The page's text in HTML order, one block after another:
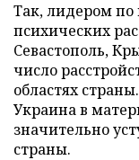
Так, лидером по
психических
Севастополь,
число
областях
Украина в
значительно
страны.